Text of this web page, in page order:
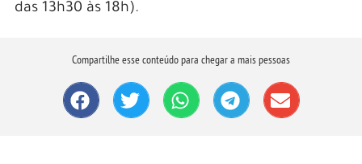
das 13h30 às 18h).
Compartilhe esse conteúdo para chegar a mais pessoas